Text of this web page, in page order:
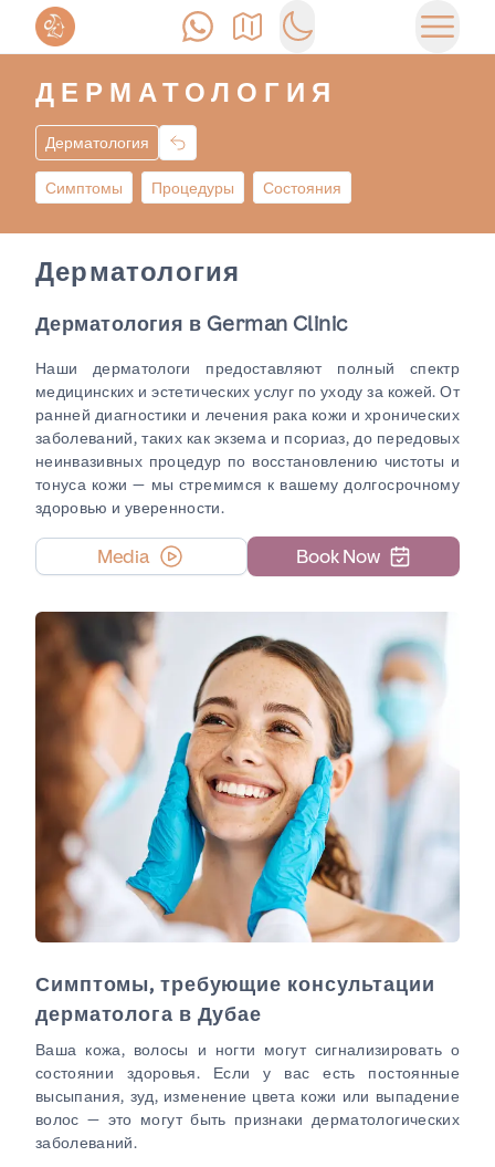
ПозвонитьКак доехатьSwitch to dark mode
ДЕРМАТОЛОГИЯ
Дерматология
Симптомы Процедуры Состояния
Дерматология
Дерматология в German Clinic
Наши дерматологи предоставляют полный спектр
медицинских и эстетических услуг по уходу за кожей. От
ранней диагностики и лечения рака кожи и хронических
заболеваний, таких как экзема и псориаз, до передовых
неинвазивных процедур по восстановлению чистоты и
тонуса кожи — мы стремимся к вашему долгосрочному
здоровью и уверенности.
Book Now
Media
Симптомы, требующие консультации
дерматолога в Дубае
Ваша кожа, волосы и ногти могут сигнализировать о
состоянии здоровья. Если у вас есть постоянные
высыпания, зуд, изменение цвета кожи или выпадение
волос — это могут быть признаки дерматологических
заболеваний.